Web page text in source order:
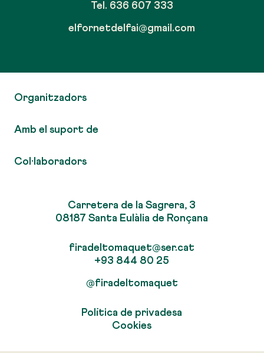
Tel. 636 607 333
elfornetdelfai@gmail.com
Organitzadors
Amb el suport de
Col·laboradors
Carretera de la Sagrera, 3
08187 Santa Eulàlia de Ronçana
firadeltomaquet@ser.cat
+93 844 80 25
@firadeltomaquet
Política de privadesa
Cookies